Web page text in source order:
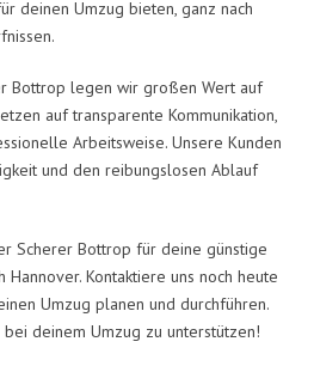
deinen Umzug bieten, ganz nach
Bottrop legen wir großen Wert auf
auf transparente Kommunikation,
Arbeitsweise. Unsere Kunden
und den reibungslosen Ablauf
Scherer Bottrop für deine günstige
Kontaktiere uns noch heute
Umzug planen und durchführen.
deinem Umzug zu unterstützen!